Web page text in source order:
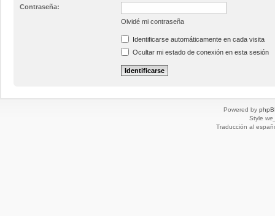
Contraseña:
Olvidé mi contraseña
Identificarse automáticamente en cada visita
Ocultar mi estado de conexión en esta sesión
Powered by
Style
Traducción al